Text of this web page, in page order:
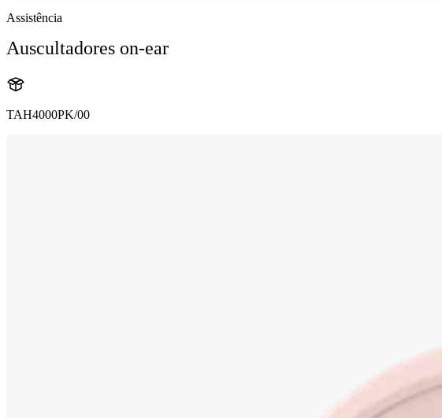
Assistência
Auscultadores on-ear
TAH4000PK/00